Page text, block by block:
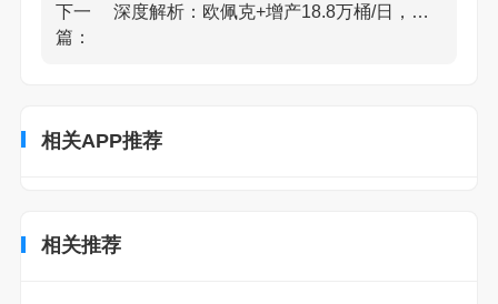
下一
篇：
深度解析：欧佩克+增产18.8万桶/日，油价何去何从
相关APP推荐
相关推荐